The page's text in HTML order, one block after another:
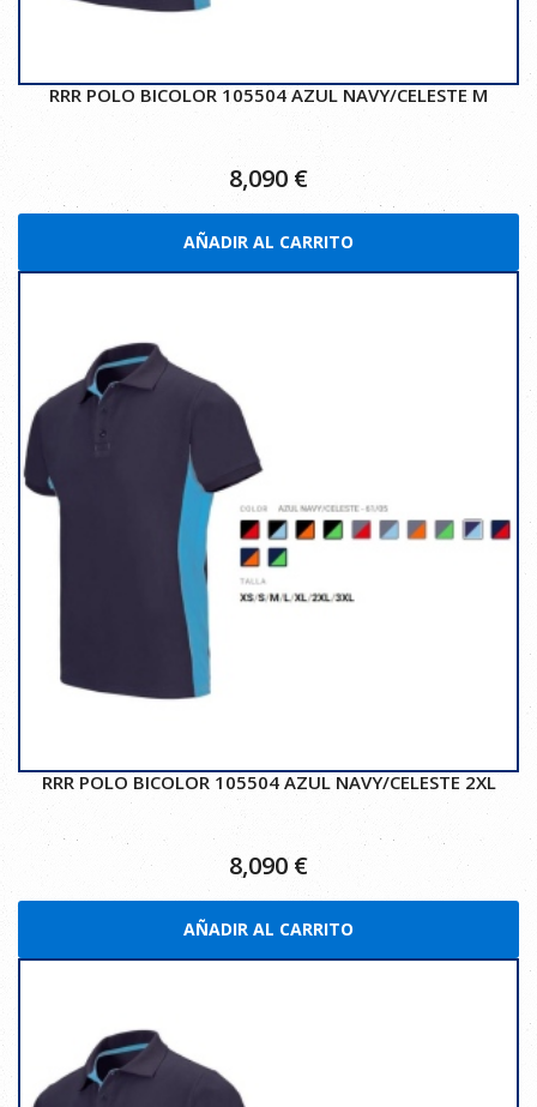
RRR POLO BICOLOR 105504 AZUL NAVY/CELESTE M
8,090 €
AÑADIR AL CARRITO
RRR POLO BICOLOR 105504 AZUL NAVY/CELESTE 2XL
8,090 €
AÑADIR AL CARRITO